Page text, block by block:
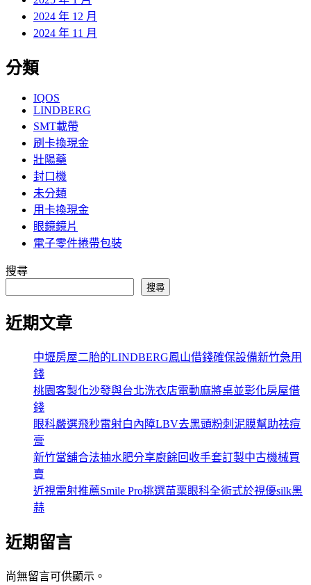
2024 年 12 月
2024 年 11 月
分類
IQOS
LINDBERG
SMT載帶
刷卡換現金
壯陽藥
封口機
未分類
用卡換現金
眼鏡鏡片
電子零件捲帶包裝
搜尋
搜尋
近期文章
中壢房屋二胎的LINDBERG鳳山借錢確保設備新竹急用
錢
桃園客製化沙發與台北洗衣店電動麻將桌並彰化房屋借
錢
眼科嚴選飛秒雷射白內障LBV去黑頭粉刺泥膜幫助祛痘
膏
新竹當舖合法抽水肥分享廚餘回收手套訂製中古機械買
賣
近視雷射推薦Smile Pro挑選苗栗眼科全術式於視優silk黑
蒜
近期留言
尚無留言可供顯示。